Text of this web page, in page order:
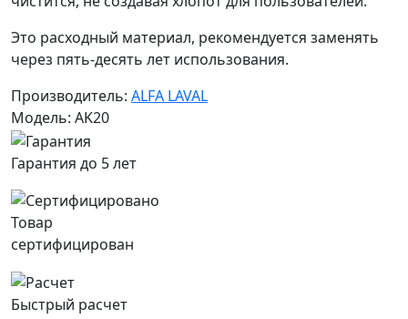
Это расходный материал, рекомендуется заменять
через пять-десять лет использования.
Производитель: ALFA LAVAL
Модель: AK20
Гарантия до 5 лет
Товар
сертифицирован
Быстрый расчет